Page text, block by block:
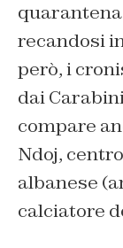
recandosi
però, i
dai
compare
Ndoj,
albanese
calciatore